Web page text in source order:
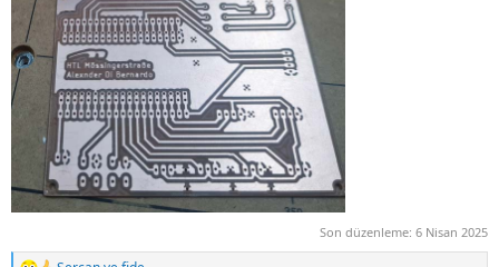
Son düzenleme: 6 Nisan 2025